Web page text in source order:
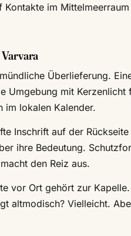
Kontakte im
Überlieferung.
Umgebung mit
im lokalen Kalender.
Inschrift auf der
ihre Bedeutung.
den Reiz aus.
vor Ort gehört zur
altmodisch? Vielleicht.